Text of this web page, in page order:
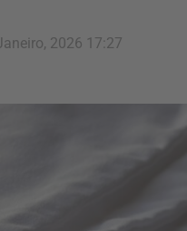
2026 17:27